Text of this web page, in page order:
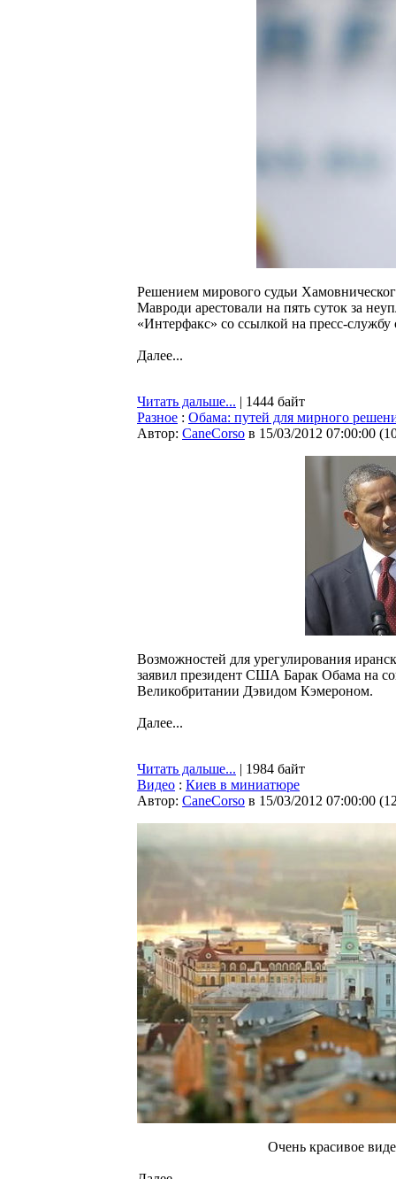
Решением мирового судьи
Мавроди арестовали на пять суток за
«Интерфакс» со ссылкой на пресс-службу
Далее...
Читать дальше... | 1444 байт
Разное : Обама: путей для мирного
Автор: CaneCorso в 15/03/2012 07:00:00 (
Возможностей для урегулирования
заявил президент США Барак Обама на
Великобритании Дэвидом Кэмероном.
Далее...
Читать дальше... | 1984 байт
Видео : Киев в миниатюре
Автор: CaneCorso в 15/03/2012 07:00:00 (
Очень красивое